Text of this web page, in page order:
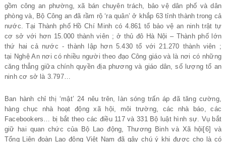
gồm công an phường, xã bán chuyên trách, bảo vệ dân phố và dân
phòng và, Bộ Công an đã rầm rộ ‘ra quân’ ở khắp 63 tỉnh thành trong cả
nước. Tại Thành phố Hồ Chí Minh có 4.861 tổ bảo vệ an ninh trật tự
cơ sở với hơn 15.000 thành viên ; ở thủ đô Hà Nội – Thành phố lớn
thứ hai cả nước - thành lập hơn 5.430 tổ với 21.270 thành viên ;
tại Nghệ An nơi có nhiều người theo đạo Công giáo và là nơi có những
căng thẳng giữa chính quyền địa phương và giáo dân, số lượng tổ an
ninh cơ sở là 3.797…
Ban hành chỉ thị ‘mật’ 24 nêu trên, làn sóng trấn áp đã tăng cường,
hàng chục nhà hoạt động xã hội, môi trường, các nhà báo, các
Facebookers… bị bắt theo các điều 117 và 331 Bộ luật hình sự. Vụ bắt
giữ hai quan chức của Bộ Lao động, Thương Binh và Xã hội[6] và
Tổng Liên đoàn Lao động Việt Nam đã gây chú ý khi được cho là có